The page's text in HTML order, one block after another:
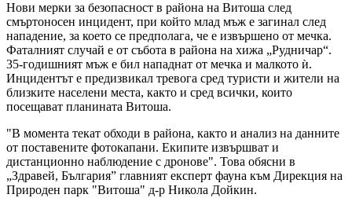
Нови мерки за безопасност в района на Витоша след
смъртоносен инцидент, при който млад мъж е загинал след
нападение, за което се предполага, че е извършено от мечка.
Фаталният случай е от събота в района на хижа „Рудничар“.
35-годишният мъж е бил нападнат от мечка и малкото ѝ.
Инцидентът е предизвикал тревога сред туристи и жители на
близките населени места, както и сред всички, които
посещават планината Витоша.
"В момента текат обходи в района, както и анализ на данните
от поставените фотокапани. Екипите извършват и
дистанционно наблюдение с дронове". Това обясни в
„Здравей, България” главният експерт фауна към Дирекция на
Природен парк "Витоша" д-р Никола Дойкин.